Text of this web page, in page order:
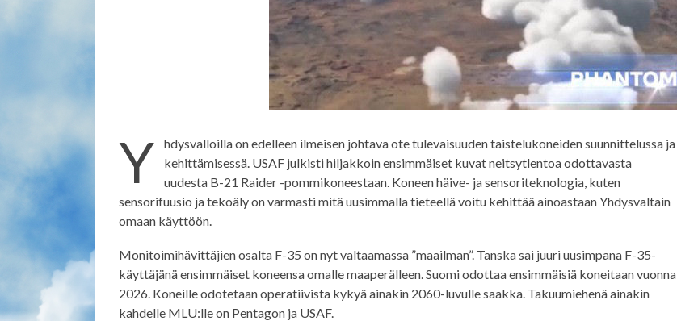
Y
hdysvalloilla on edelleen ilmeisen johtava ote tulevaisuuden taistelukoneiden suunnittelussa ja
kehittämisessä. USAF julkisti hiljakkoin ensimmäiset kuvat neitsytlentoa odottavasta
uudesta B-21 Raider -pommikoneestaan. Koneen häive- ja sensoriteknologia, kuten
sensorifuusio ja tekoäly on varmasti mitä uusimmalla tieteellä voitu kehittää ainoastaan Yhdysvaltain
omaan käyttöön.
Monitoimihävittäjien osalta F-35 on nyt valtaamassa ”maailman”. Tanska sai juuri uusimpana F-35-
käyttäjänä ensimmäiset koneensa omalle maaperälleen. Suomi odottaa ensimmäisiä koneitaan vuonna
2026. Koneille odotetaan operatiivista kykyä ainakin 2060-luvulle saakka. Takuumiehenä ainakin
kahdelle MLU:lle on Pentagon ja USAF.